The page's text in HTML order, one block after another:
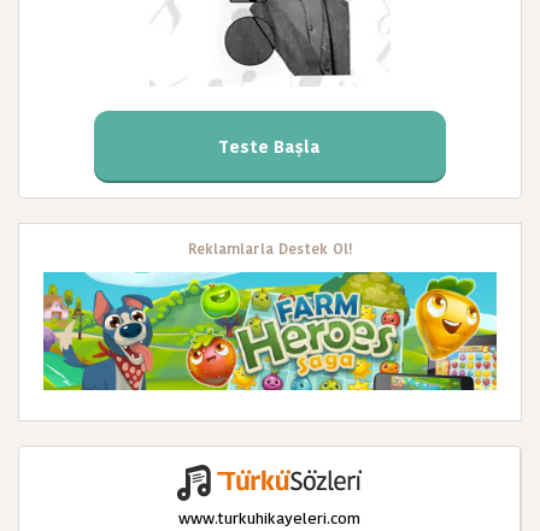
Teste Başla
Reklamlarla Destek Ol!
www.turkuhikayeleri.com